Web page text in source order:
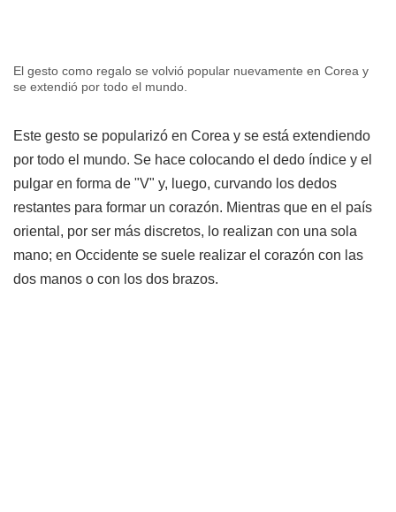
El gesto como regalo se volvió popular nuevamente en Corea y
se extendió por todo el mundo.
Este gesto se popularizó en Corea y se está extendiendo
por todo el mundo. Se hace colocando el dedo índice y el
pulgar en forma de "V" y, luego, curvando los dedos
restantes para formar un corazón. Mientras que en el país
oriental, por ser más discretos, lo realizan con una sola
mano; en Occidente se suele realizar el corazón con las
dos manos o con los dos brazos.